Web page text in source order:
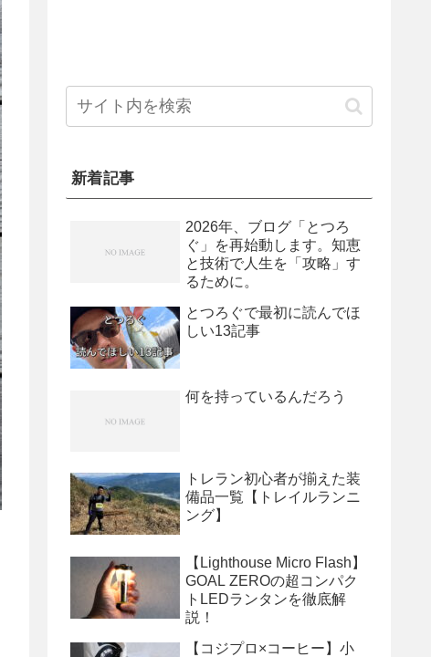
新着記事
2026年、ブログ「とつろ
ぐ」を再始動します。知恵
と技術で人生を「攻略」す
るために。
とつろぐで最初に読んでほ
しい13記事
何を持っているんだろう
トレラン初心者が揃えた装
備品一覧【トレイルランニ
ング】
【Lighthouse Micro Flash】
GOAL ZEROの超コンパク
トLEDランタンを徹底解
説！
【コジプロ×コーヒー】小